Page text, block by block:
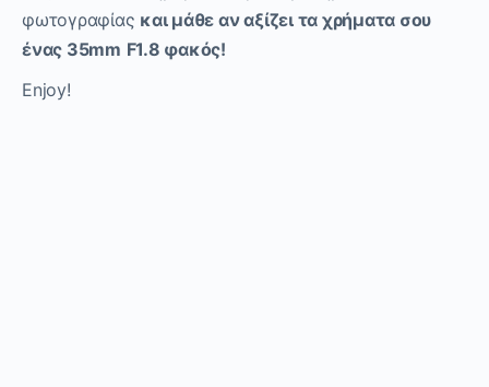
φωτογραφίας και μάθε αν αξίζει τα χρήματα σου
ένας 35mm F1.8 φακός!
Enjoy!